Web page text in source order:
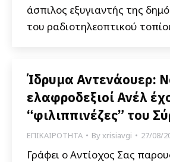
άσπιλος εξυγιαντής της
του ραδιοτηλεοπτικού
Ίδρυμα Αντενάουερ:
ελαφροδεξιοί Ανέλ
“φιλιππινέζες” του
ΕΠΙΚΑΙΡΟΤΗΤΑ Byxrisiavgi 27/08/
Γράφει ο Αντίοχος Σας